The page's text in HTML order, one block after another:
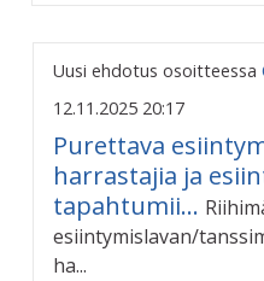
Uusi ehdotus osoitteessa
12.11.2025 20:17
Purettava
harrastajia ja
tapahtumii...
esiintymislavan/
ha...